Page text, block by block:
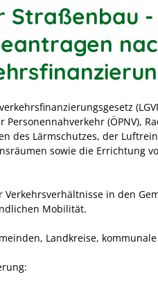
Straßenbau -
(ÖPNV),
des Lärmschutzes, der
sowie die Errichtung
Verkehrsverhältnisse in den
Mobilität.
Landkreise,